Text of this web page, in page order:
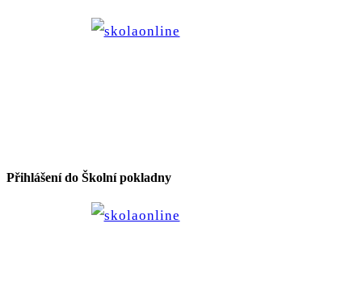
Přihlášení do Školní pokladny